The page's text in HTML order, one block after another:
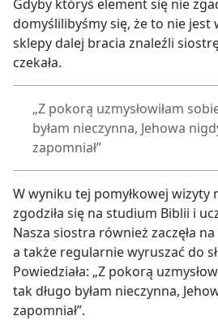
Gdyby któryś element się nie
domyślilibyśmy się, że to nie jest
sklepy dalej bracia znaleźli
czekała.
„Z pokorą uzmysłowiłam
byłam nieczynna, Jehowa
zapomniał”
W wyniku tej pomyłkowej wizyty
zgodziła się na studium Biblii i
Nasza siostra również zaczęła
a także regularnie wyruszać do
Powiedziała: „Z pokorą
tak długo byłam nieczynna,
zapomniał”.